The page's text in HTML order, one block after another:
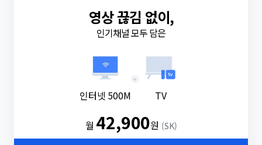
영상 끊김 없이,
인기채널 모두 담은
인터넷 500M
+
TV
월 42,900원 (SK)